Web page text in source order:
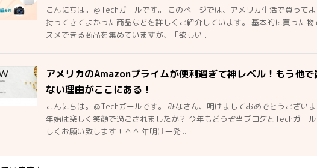
こんにちは。＠Techガールです。 このページでは、アメリカ生活で買って
持ってきてよかった商品などを詳しくご紹介しています。 基本的に買った物
スメできる商品を集めていますが、「欲しい ...
アメリカのAmazonプライムが便利過ぎて神レベル！もう他で
ない理由がここにある！
こんにちは。＠Techガールです。 みなさん、明けましておめでとうござい
年始は楽しく笑顔で過ごされましたか？ 今年もどうぞ当ブログとTechガー
しくお願い致します！＾＾ 年明け一発 ...